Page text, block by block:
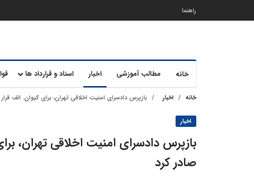
راهنما
خانه مطالب آموزشی اخبار اسناد و قرارداد ها
خانه اخبار بازپرس دادسرای امنیت اخلاقی تهران، برای کیوان. الف
اخبار
بازپرس دادسرای امنیت اخلاقی تهران،
صادر کرد